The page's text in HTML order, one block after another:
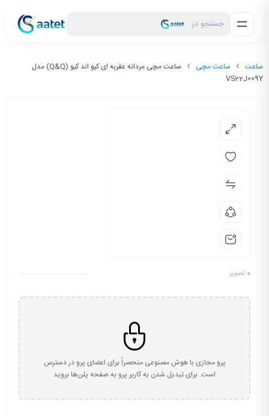
جستجو در
ساعت ساعت مچی
ساعت مچی مردانه عقربه ای کیو اند کیو (Q&Q) مدل
VS22J009Y
0 تصویر
پرو مجازی با هوش مصنوعی منحصراً برای اعضای پرو در دسترس
است. برای تبدیل شدن به کاربر پرو به صفحه پلن‌ها بروید